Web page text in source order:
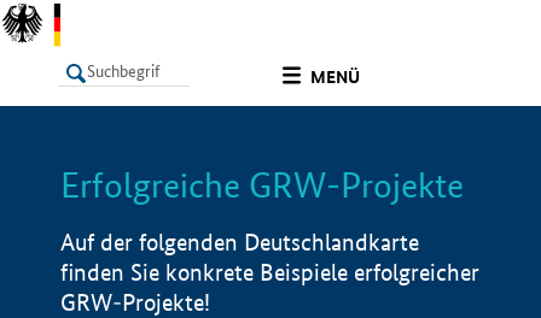
MENÜ
LISTE Info
Erfolgreiche GRW-Projekte
Auf der folgenden Deutschlandkarte
finden Sie konkrete Beispiele erfolgreicher
GRW-Projekte!